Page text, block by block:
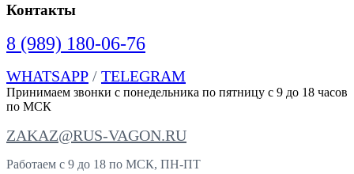
Контакты
8 (989) 180-06-76
WHATSAPP / TELEGRAM
Принимаем звонки с понедельника по пятницу с 9 до 18 часов
по МСК
ZAKAZ@RUS-VAGON.RU
Работаем с 9 до 18 по МСК, ПН-ПТ